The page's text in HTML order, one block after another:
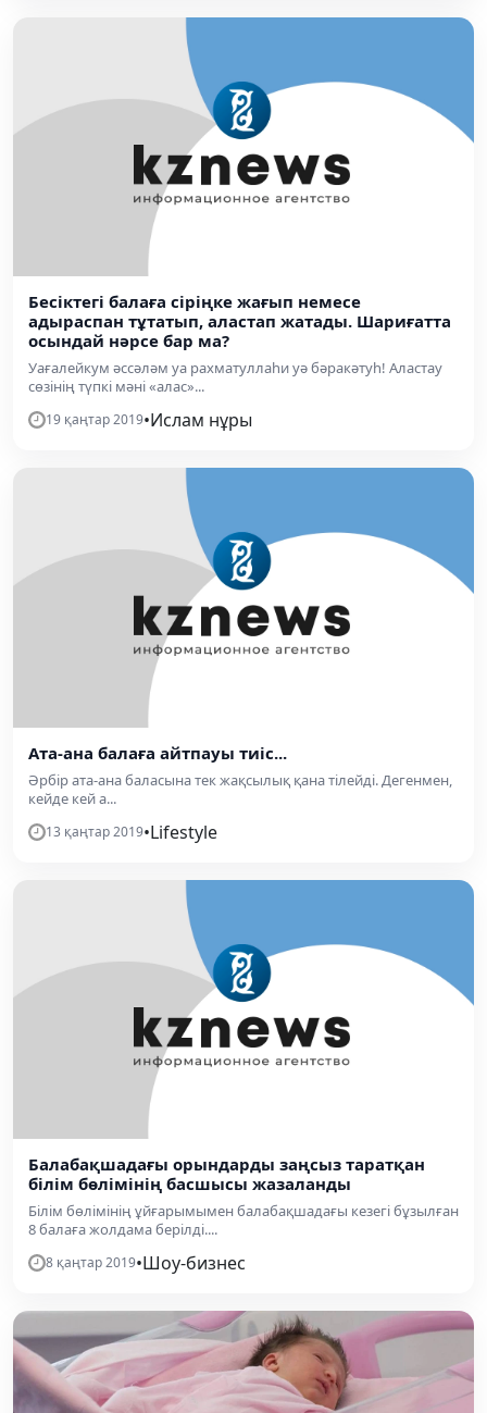
Бесіктегі балаға сіріңке жағып немесе
адыраспан тұтатып, аластап жатады. Шариғатта
осындай нәрсе бар ма?
Уағалейкум әссәләм уа рахматуллаһи уә бәракәтуһ! Аластау
сөзінің түпкі мәні «алас»...
19 қаңтар 2019•Ислам нұры
Ата-ана балаға айтпауы тиіс...
Әрбір ата-ана баласына тек жақсылық қана тілейді. Дегенмен,
кейде кей а...
13 қаңтар 2019•Lifestyle
Балабақшадағы орындарды заңсыз таратқан
білім бөлімінің басшысы жазаланды
Білім бөлімінің ұйғарымымен балабақшадағы кезегі бұзылған
8 балаға жолдама берілді....
8 қаңтар 2019•Шоу-бизнес